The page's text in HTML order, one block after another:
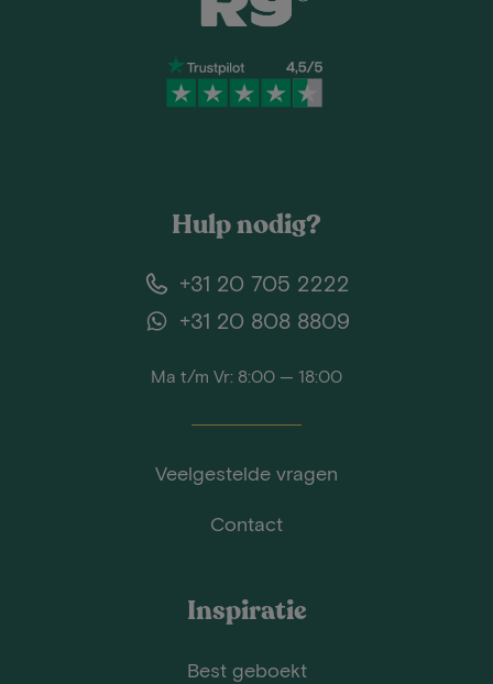
Hulp nodig?
+31 20 705 2222
+31 20 808 8809
Ma t/m Vr: 8:00 — 18:00
Veelgestelde vragen
Contact
Inspiratie
Best geboekt